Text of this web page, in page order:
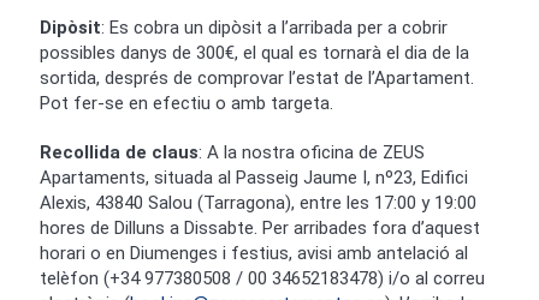
Dipòsit: Es cobra un dipòsit a l’arribada per a cobrir
possibles danys de 300€, el qual es tornarà el dia de la
sortida, després de comprovar l’estat de l’Apartament.
Pot fer-se en efectiu o amb targeta.
Recollida de claus: A la nostra oficina de ZEUS
Apartaments, situada al Passeig Jaume I, nº23, Edifici
Alexis, 43840 Salou (Tarragona), entre les 17:00 y 19:00
hores de Dilluns a Dissabte. Per arribades fora d’aquest
horari o en Diumenges i festius, avisi amb antelació al
telèfon (+34 977380508 / 00 34652183478) i/o al correu